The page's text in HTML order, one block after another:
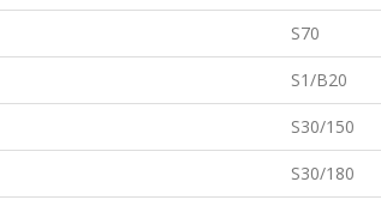
S70
S1/B20
S30/150
S30/180